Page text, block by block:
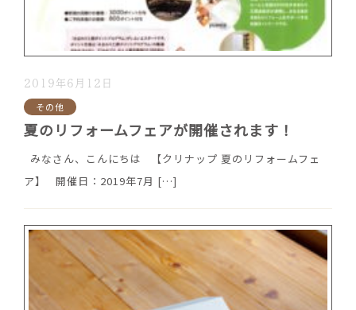
2019年6月12日
その他
夏のリフォームフェアが開催されます！
みなさん、こんにちは 【クリナップ 夏のリフォームフェ
ア】 開催日：2019年7月 […]